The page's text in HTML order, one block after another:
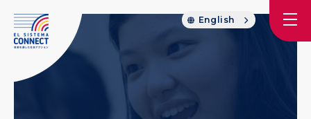
English